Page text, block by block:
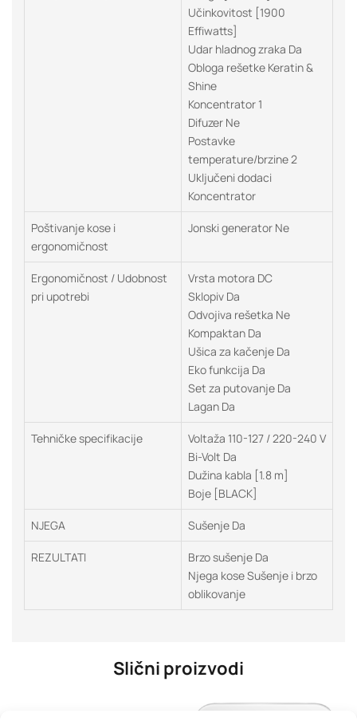
Učinkovitost [1900
Effiwatts]
Udar hladnog zraka Da
Obloga rešetke Keratin &
Shine
Koncentrator 1
Difuzer Ne
Postavke
temperature/brzine 2
Uključeni dodaci
Koncentrator
Poštivanje kose i
ergonomičnost
Jonski generator Ne
Ergonomičnost / Udobnost
pri upotrebi
Vrsta motora DC
Sklopiv Da
Odvojiva rešetka Ne
Kompaktan Da
Ušica za kačenje Da
Eko funkcija Da
Set za putovanje Da
Lagan Da
Tehničke specifikacije
Voltaža 110-127 / 220-240 V
Bi-Volt Da
Dužina kabla [1.8 m]
Boje [BLACK]
NJEGA Sušenje Da
REZULTATI
Brzo sušenje Da
Njega kose Sušenje i brzo
oblikovanje
Slični proizvodi